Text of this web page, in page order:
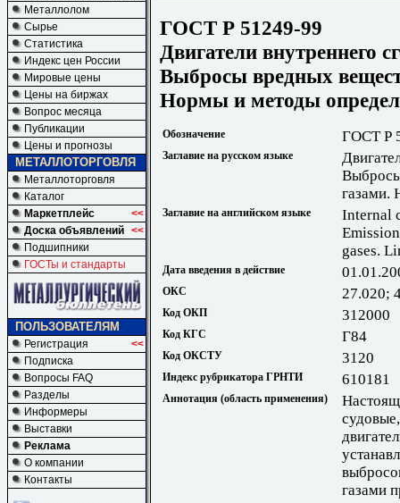
Металлолом
Сырье
Статистика
Индекс цен России
Мировые цены
Цены на биржах
Вопрос месяца
Публикации
Цены и прогнозы
МЕТАЛЛОТОРГОВЛЯ
Металлоторговля
Каталог
Маркетплейс
<<
Доска объявлений <<
Подшипники
ГОСТы и стандарты
ПОЛЬЗОВАТЕЛЯМ
Регистрация
<<
Подписка
Вопросы FAQ
Разделы
Информеры
Выставки
Реклама
О компании
Контакты
ГОСТ Р 51249-99
Двигатели внутреннего
Выбросы вредных
Нормы и методы
Обозначение ГОСТ Р
Заглавие на русском языке
газами.
Заглавие на английском языке
Internal
gases.
Дата введения в действие
ОКС 27.020;
Код ОКП 312000
Код КГС Г84
Код ОКСТУ 3120
Индекс рубрикатора ГРНТИ 610181
Аннотация (область применения)
газами